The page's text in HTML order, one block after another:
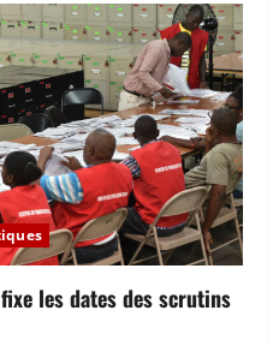
les dates des scrutins